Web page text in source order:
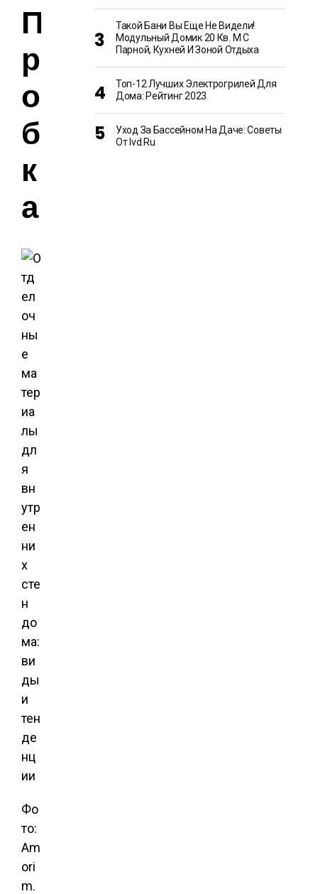
П
р
о
б
к
а
Фо
то:
Am
ori
m.
Такой Бани Вы Еще Не Видели!
Модульный Домик 20 Кв. М С
Парной, Кухней И Зоной Отдыха
Топ-12 Лучших Электрогрилей Для
Дома: Рейтинг 2023
Уход За Бассейном На Даче: Советы
От Ivd.ru